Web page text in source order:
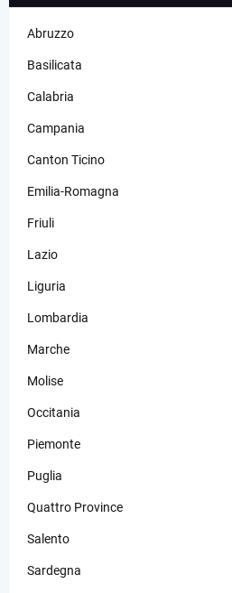
Abruzzo
Basilicata
Calabria
Campania
Canton Ticino
Emilia-Romagna
Friuli
Lazio
Liguria
Lombardia
Marche
Molise
Occitania
Piemonte
Puglia
Quattro Province
Salento
Sardegna